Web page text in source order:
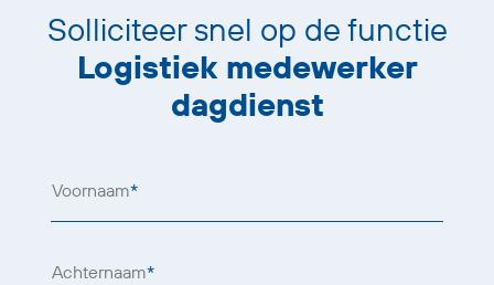
Solliciteer snel op de functie
Logistiek medewerker
dagdienst
Voornaam*
Achternaam*